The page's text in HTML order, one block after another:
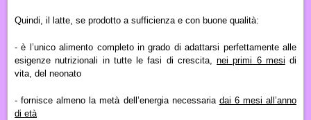
Quindi, il latte, se prodotto a sufficienza e con buone qualità:
- è l’unico alimento completoin grado di adattarsi perfettamente alle
esigenze nutrizionali in tutte le fasi di crescita, nei primi 6 mesi di
vita, del neonato
- fornisce almeno lametà dell’energianecessaria dai 6 mesi all’anno
di età